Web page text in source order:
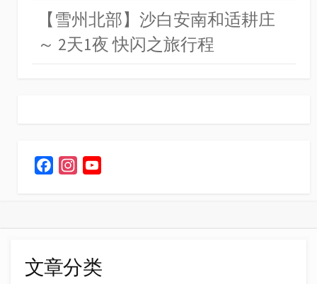
【雪州北部】沙白安南和适耕庄
～ 2天1夜 快闪之旅行程
o
o
r
文章分类